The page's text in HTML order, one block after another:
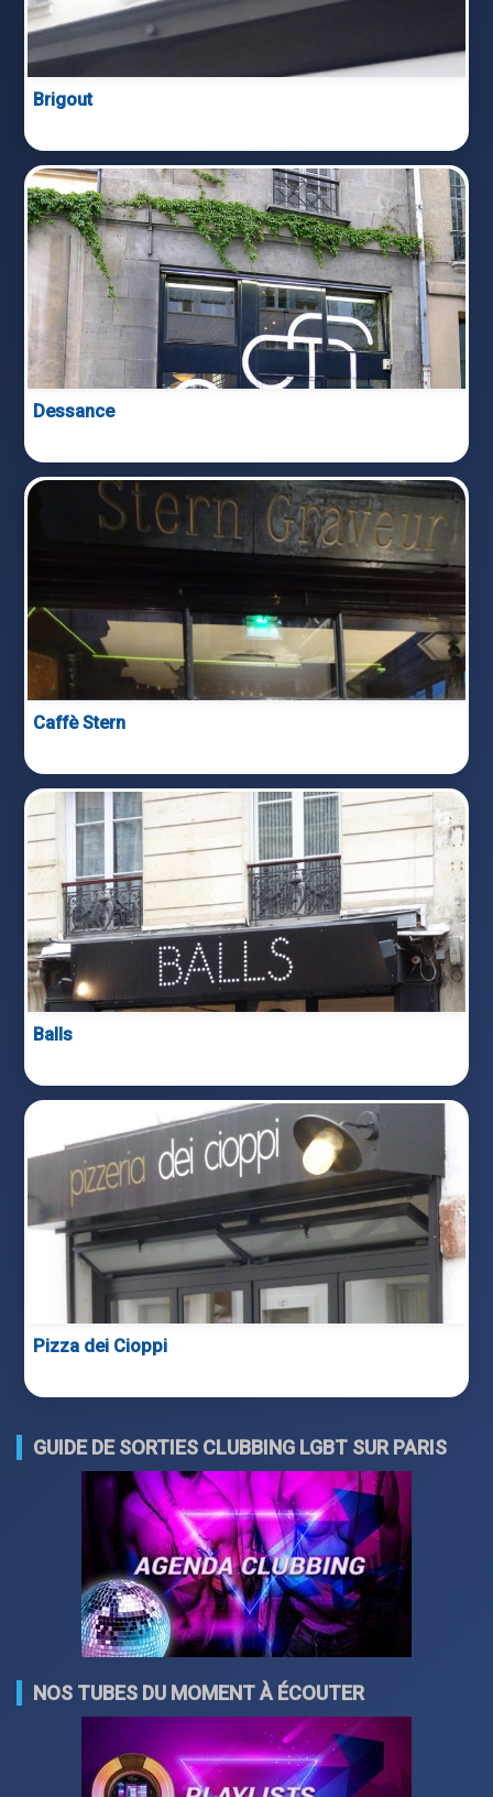
Brigout
Dessance
Caffè Stern
Balls
Pizza dei Cioppi
GUIDE DE SORTIES CLUBBING LGBT SUR PARIS
NOS TUBES DU MOMENT À ÉCOUTER